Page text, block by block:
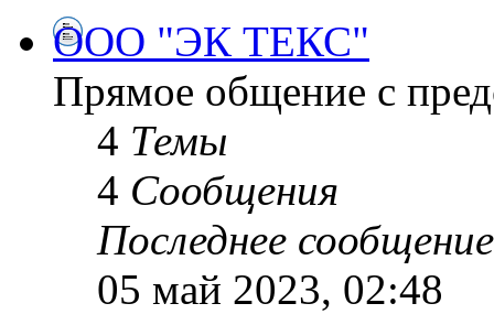
ООО "ЭК ТЕКС"
Прямое общение с
4 Темы
4 Сообщения
Последнее сообщение
05 май 2023, 02:48